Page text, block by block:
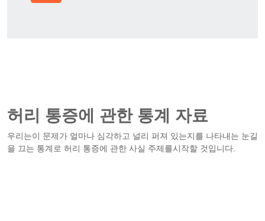
허리 통증에 관한 통계 자료
우리는이 문제가 얼마나 심각하고 널리 퍼져 있는지를 나타내는 눈길
을 끄는 통계로 허리 통증에 관한 사실 주제를시작할 것입니다.